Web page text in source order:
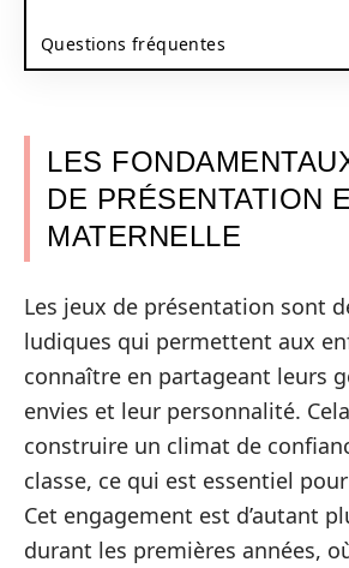
Questions fréquentes
LES
DE PRÉSENTATION
MATERNELLE
Les jeux de présentation sont
ludiques qui permettent aux
connaître en partageant leurs
envies et leur personnalité.
construire un climat de
classe, ce qui est essentiel
Cet engagement est d’autant
durant les premières années,